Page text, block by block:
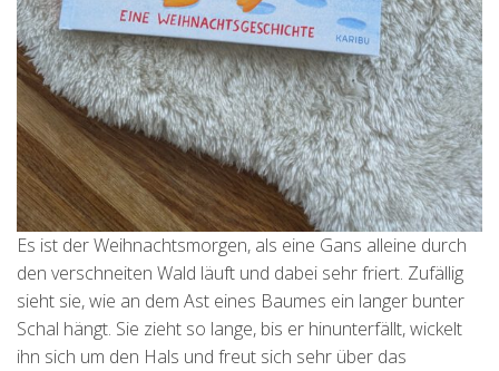
Es ist der Weihnachtsmorgen, als eine Gans alleine durch
den verschneiten Wald läuft und dabei sehr friert. Zufällig
sieht sie, wie an dem Ast eines Baumes ein langer bunter
Schal hängt. Sie zieht so lange, bis er hinunterfällt, wickelt
ihn sich um den Hals und freut sich sehr über das